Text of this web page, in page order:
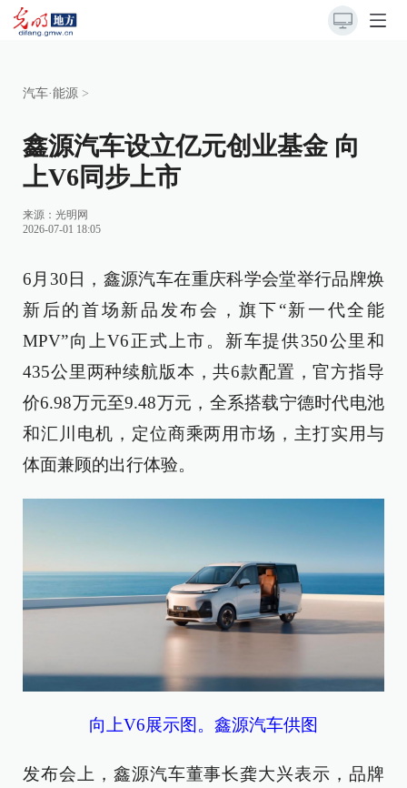
汽车·能源 >
鑫源汽车设立亿元创业基金 向
上V6同步上市
来源：光明网
2026-07-01 18:05
6月30日，鑫源汽车在重庆科学会堂举行品牌焕
新后的首场新品发布会，旗下“新一代全能
MPV”向上V6正式上市。新车提供350公里和
435公里两种续航版本，共6款配置，官方指导
价6.98万元至9.48万元，全系搭载宁德时代电池
和汇川电机，定位商乘两用市场，主打实用与
体面兼顾的出行体验。
向上V6展示图。鑫源汽车供图
发布会上，鑫源汽车董事长龚大兴表示，品牌